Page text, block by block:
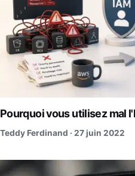
Pourquoi vous utilisez mal
Teddy Ferdinand · 27 juin 2022